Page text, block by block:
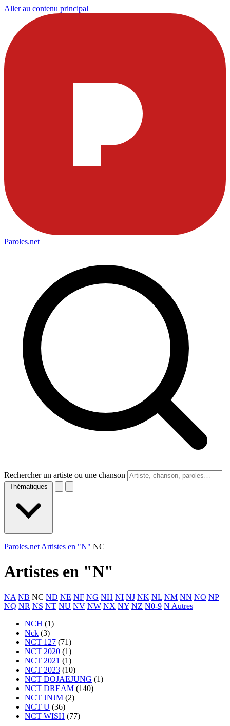
Aller au contenu principal
Paroles.net
Rechercher un artiste ou une chanson
Thématiques
Paroles.net Artistes en "N" NC
Artistes en "N"
NA NB NC ND NE NF NG NH NI NJ NK NL NM NN NO NP
NQ NR NS NT NU NV NW NX NY NZ N0-9 N Autres
NCH (1)
Nck (3)
NCT 127 (71)
NCT 2020 (1)
NCT 2021 (1)
NCT 2023 (10)
NCT DOJAEJUNG (1)
NCT DREAM (140)
NCT JNJM (2)
NCT U (36)
NCT WISH (77)